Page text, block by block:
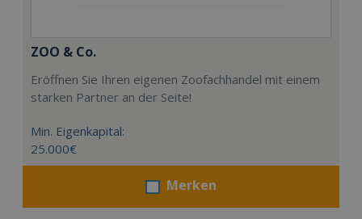
ZOO & Co.
Eröffnen Sie Ihren eigenen Zoofachhandel mit einem
starken Partner an der Seite!
Min. Eigenkapital:
25.000€
Merken